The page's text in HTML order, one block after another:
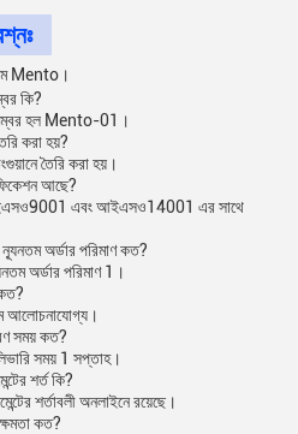
Mento।
কি?
হল Mento-01।
করা হয়?
তৈরি করা হয়।
আছে?
এবং আইএসও14001 এর সাথে
অর্ডার পরিমাণ কত?
অর্ডার পরিমাণ 1।
আলোচনাযোগ্য।
সময় কত?
সময় 1 সপ্তাহ।
শর্ত কি?
শর্তাবলী অনলাইনে রয়েছে।
কত?